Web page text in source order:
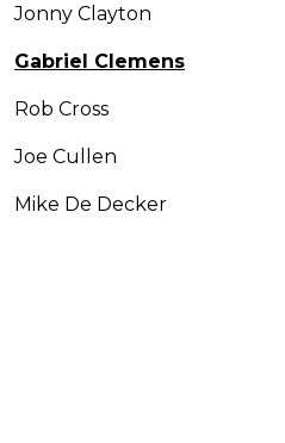
Jonny Clayton
Gabriel Clemens
Rob Cross
Joe Cullen
Mike De Decker